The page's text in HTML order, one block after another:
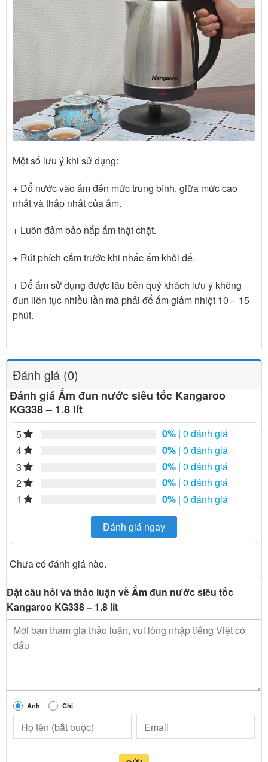
Một số lưu ý khi sử dụng:
+ Đổ nước vào ấm đến mức trung bình, giữa mức cao
nhất và thấp nhất của ấm.
+ Luôn đảm bảo nắp ấm thật chặt.
+ Rút phích cắm trước khi nhấc ấm khỏi đế.
+ Để ấm sử dụng được lâu bền quý khách lưu ý không
đun liên tục nhiều lần mà phải để ấm giảm nhiệt 10 – 15
phút.
Đánh giá (0)
Đánh giá Ấm đun nước siêu tốc Kangaroo
KG338 – 1.8 lít
5 0% | 0 đánh giá
4
0% | 0 đánh giá
3
0% | 0 đánh giá
2
0% | 0 đánh giá
1
0% | 0 đánh giá
Đánh giá ngay
Chưa có đánh giá nào.
Đặt câu hỏi và thảo luận về Ấm đun nước siêu tốc
Kangaroo KG338 – 1.8 lít
Anh Chị